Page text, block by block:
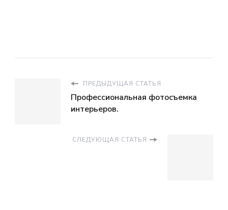
ПРЕДЫДУЩАЯ СТАТЬЯ
Профессиональная фотосъемка
интерьеров.
СЛЕДУЮЩАЯ СТАТЬЯ